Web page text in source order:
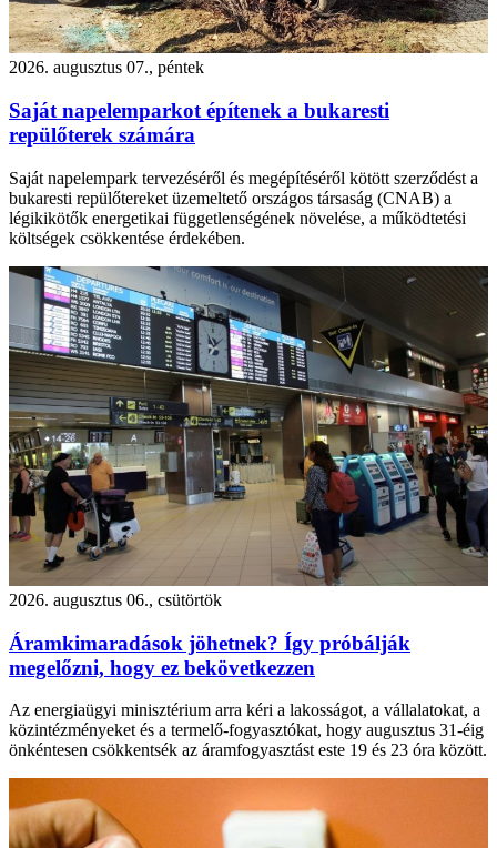
2026. augusztus 07., péntek
Saját napelemparkot építenek a bukaresti
repülőterek számára
Saját napelempark tervezéséről és megépítéséről kötött szerződést a
bukaresti repülőtereket üzemeltető országos társaság (CNAB) a
légikikötők energetikai függetlenségének növelése, a működtetési
költségek csökkentése érdekében.
2026. augusztus 06., csütörtök
Áramkimaradások jöhetnek? Így próbálják
megelőzni, hogy ez bekövetkezzen
Az energiaügyi minisztérium arra kéri a lakosságot, a vállalatokat, a
közintézményeket és a termelő-fogyasztókat, hogy augusztus 31-éig
önkéntesen csökkentsék az áramfogyasztást este 19 és 23 óra között.